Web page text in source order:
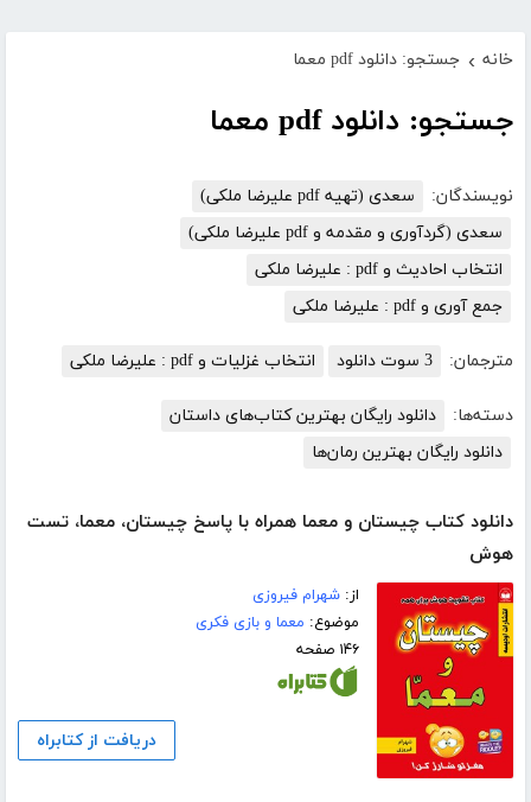
خانه › جستجو: دانلود pdf معما
جستجو: دانلود pdf معما
نویسندگان:
سعدی (تهیه pdf علیرضا ملکی)
سعدی (گردآوری و مقدمه و pdf علیرضا ملکی)
انتخاب احادیث و pdf : علیرضا ملکی
جمع آوری و pdf : علیرضا ملکی
مترجمان: 3 سوت دانلود انتخاب غزلیات و pdf : علیرضا ملکی
دسته‌ها:
دانلود رایگان بهترین کتاب‌های داستان
دانلود رایگان بهترین رمان‌ها
دانلود کتاب چیستان و معما همراه با پاسخ چیستان، معما، تست
هوش
از:شهرام فیروزی
موضوع: معما و بازی فکری
۱۴۶ صفحه
دریافت از کتابراه